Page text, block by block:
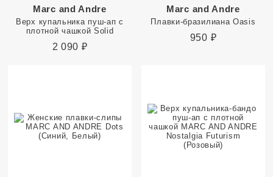
Marc and Andre
Верх купальника пуш-ап с
плотной чашкой Solid
2 090 ₽
Marc and Andre
Плавки-бразилиана Oasis
950 ₽